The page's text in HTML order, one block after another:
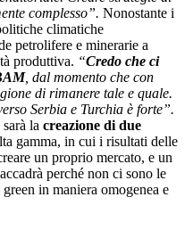
complesso”. Nonostante i
climatiche
petrolifere e minerarie a
produttiva. “Credo che ci
, dal momento che con
di rimanere tale e quale.
Serbia e Turchia è forte”.
la creazione di due
gamma, in cui i risultati delle
un proprio mercato, e un
perché non ci sono le
in maniera omogenea e